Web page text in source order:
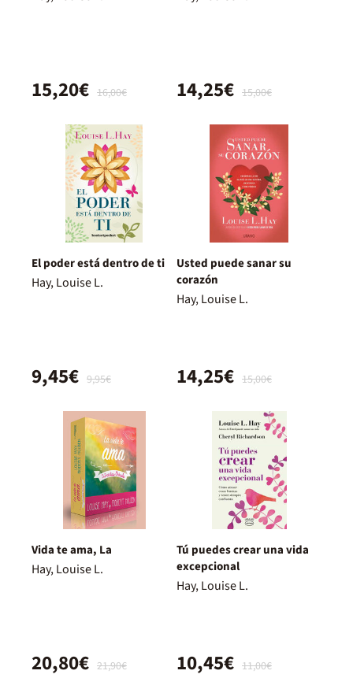
16,00€
15,20€ 15,00€
14,25€
El poder está dentro de ti
Hay, Louise L.
9,95€
9,45€
Usted puede sanar su
corazón
Hay, Louise L.
15,00€
14,25€
Vida te ama, La
Hay, Louise L.
21,90€
20,80€
Tú puedes crear una vida
excepcional
Hay, Louise L.
11,00€
10,45€